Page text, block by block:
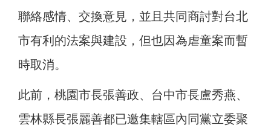
聯絡感情、交換意見，並且共同商討對台北
市有利的法案與建設，但也因為虐童案而暫
時取消。
此前，桃園市長張善政、台中市長盧秀燕、
雲林縣長張麗善都已邀集轄區內同黨立委聚